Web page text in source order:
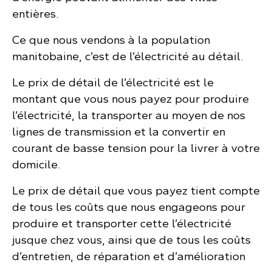
entières.
Ce que nous vendons à la population
manitobaine, c’est de l’électricité au détail.
Le prix de détail de l’électricité est le
montant que vous nous payez pour produire
l’électricité, la transporter au moyen de nos
lignes de transmission et la convertir en
courant de basse tension pour la livrer à votre
domicile.
Le prix de détail que vous payez tient compte
de tous les coûts que nous engageons pour
produire et transporter cette l’électricité
jusque chez vous, ainsi que de tous les coûts
d’entretien, de réparation et d’amélioration